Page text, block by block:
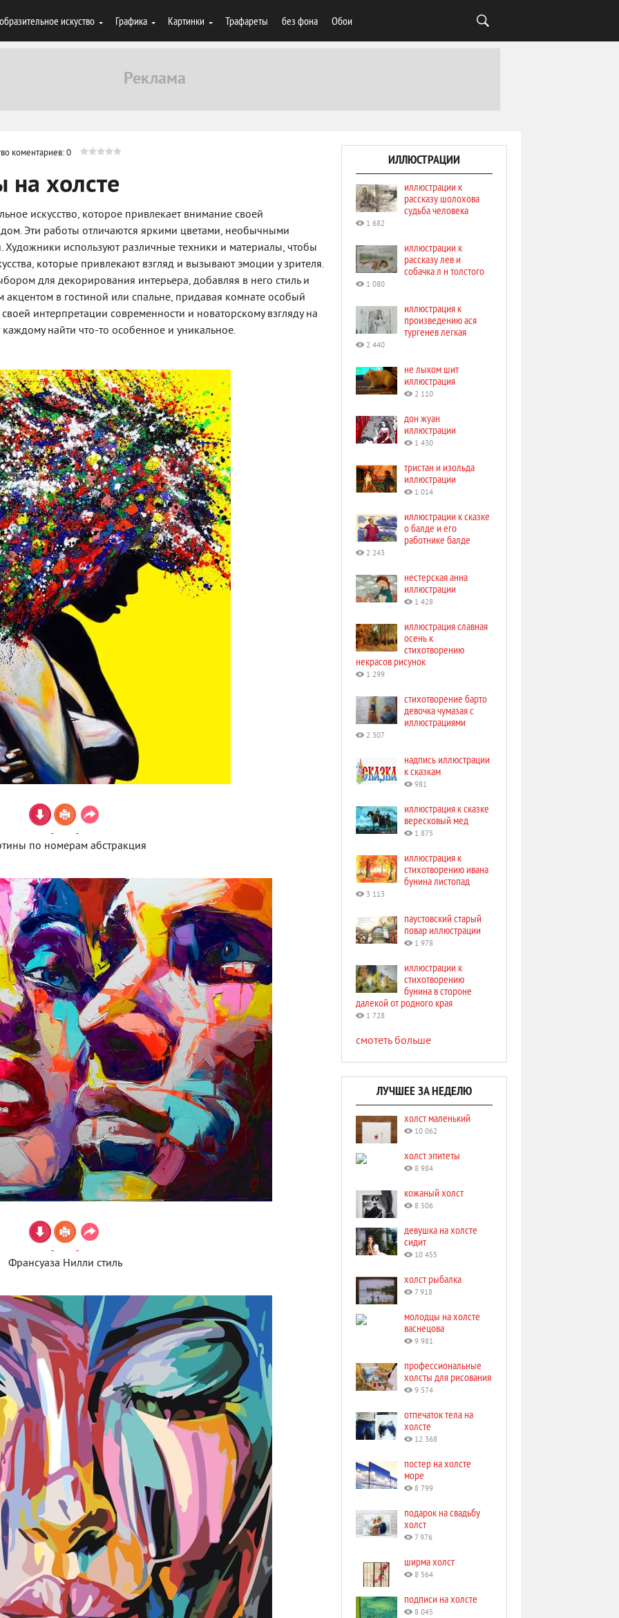
искуство Графика Картинки Трафареты без фона Обои
коментариев: 0
на холсте
искусство, которое привлекает внимание своей
Эти работы отличаются яркими цветами, необычными
используют различные техники и материалы, чтобы
которые привлекают взгляд и вызывают эмоции у зрителя.
для декорирования интерьера, добавляя в него стиль и
акцентом в гостиной или спальне, придавая комнате особый
интерпретации современности и новаторскому взгляду на
каждому найти что-то особенное и уникальное.
по номерам абстракция
Франсуаза Нилли стиль
ИЛЛЮСТРАЦИИ
иллюстрации к
рассказу шолохова
судьба человека
1 682
иллюстрации к
рассказу лев и
собачка л н толстого
1 080
иллюстрация к
произведению ася
тургенев легкая
2 440
не лыком шит
иллюстрация
2 110
дон жуан
иллюстрации
1 430
тристан и изольда
иллюстрации
1 014
иллюстрации к сказке
о балде и его
работнике балде
2 243
нестерская анна
иллюстрации
1 428
иллюстрация славная
осень к
стихотворению
некрасов рисунок
1 299
стихотворение барто
девочка чумазая с
иллюстрациями
2 307
надпись иллюстрации
к сказкам
981
иллюстрация к сказке
вересковый мед
1 875
иллюстрация к
стихотворению ивана
бунина листопад
3 113
паустовский старый
повар иллюстрации
1 978
иллюстрации к
стихотворению
бунина в стороне
далекой от родного края
1 728
смотеть больше
ЛУЧШЕЕ ЗА НЕДЕЛЮ
холст маленький
10 062
холст эпитеты
8 984
кожаный холст
8 506
девушка на холсте
сидит
10 455
холст рыбалка
7 918
молодцы на холсте
васнецова
9 981
профессиональные
холсты для рисования
9 574
отпечаток тела на
холсте
12 368
постер на холсте
море
8 799
подарок на свадьбу
холст
7 976
ширма холст
8 564
подписи на холсте
8 045